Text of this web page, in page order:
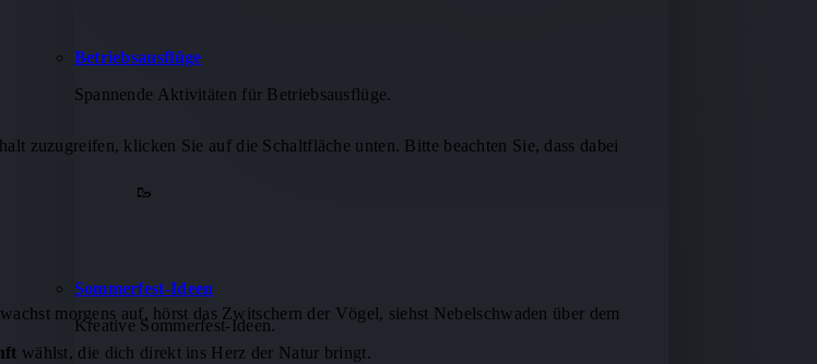
Betriebsausflüge
Spannende Aktivitäten für Betriebsausflüge.
🥾
Sommerfest-Ideen
Kreative Sommerfest-Ideen.
zuzugreifen, klicken Sie auf die Schaltfläche unten. Bitte beachten Sie, dass dabei
morgens auf, hörst das Zwitschern der Vögel, siehst Nebelschwaden über dem
wählst, die dich direkt ins Herz der Natur bringt.